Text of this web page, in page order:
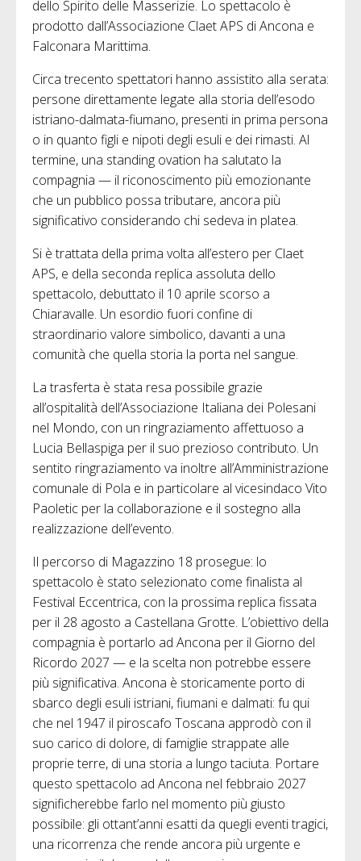
dello Spirito delle Masserizie. Lo spettacolo è
prodotto dall’Associazione Claet APS di Ancona e
Falconara Marittima.
Circa trecento spettatori hanno assistito alla serata:
persone direttamente legate alla storia dell’esodo
istriano-dalmata-fiumano, presenti in prima persona
o in quanto figli e nipoti degli esuli e dei rimasti. Al
termine, una standing ovation ha salutato la
compagnia — il riconoscimento più emozionante
che un pubblico possa tributare, ancora più
significativo considerando chi sedeva in platea.
Si è trattata della prima volta all’estero per Claet
APS, e della seconda replica assoluta dello
spettacolo, debuttato il 10 aprile scorso a
Chiaravalle. Un esordio fuori confine di
straordinario valore simbolico, davanti a una
comunità che quella storia la porta nel sangue.
La trasferta è stata resa possibile grazie
all’ospitalità dell’Associazione Italiana dei Polesani
nel Mondo, con un ringraziamento affettuoso a
Lucia Bellaspiga per il suo prezioso contributo. Un
sentito ringraziamento va inoltre all’Amministrazione
comunale di Pola e in particolare al vicesindaco Vito
Paoletic per la collaborazione e il sostegno alla
realizzazione dell’evento.
Il percorso di Magazzino 18 prosegue: lo
spettacolo è stato selezionato come finalista al
Festival Eccentrica, con la prossima replica fissata
per il 28 agosto a Castellana Grotte. L’obiettivo della
compagnia è portarlo ad Ancona per il Giorno del
Ricordo 2027 — e la scelta non potrebbe essere
più significativa. Ancona è storicamente porto di
sbarco degli esuli istriani, fiumani e dalmati: fu qui
che nel 1947 il piroscafo Toscana approdò con il
suo carico di dolore, di famiglie strappate alle
proprie terre, di una storia a lungo taciuta. Portare
questo spettacolo ad Ancona nel febbraio 2027
significherebbe farlo nel momento più giusto
possibile: gli ottant’anni esatti da quegli eventi tragici,
una ricorrenza che rende ancora più urgente e